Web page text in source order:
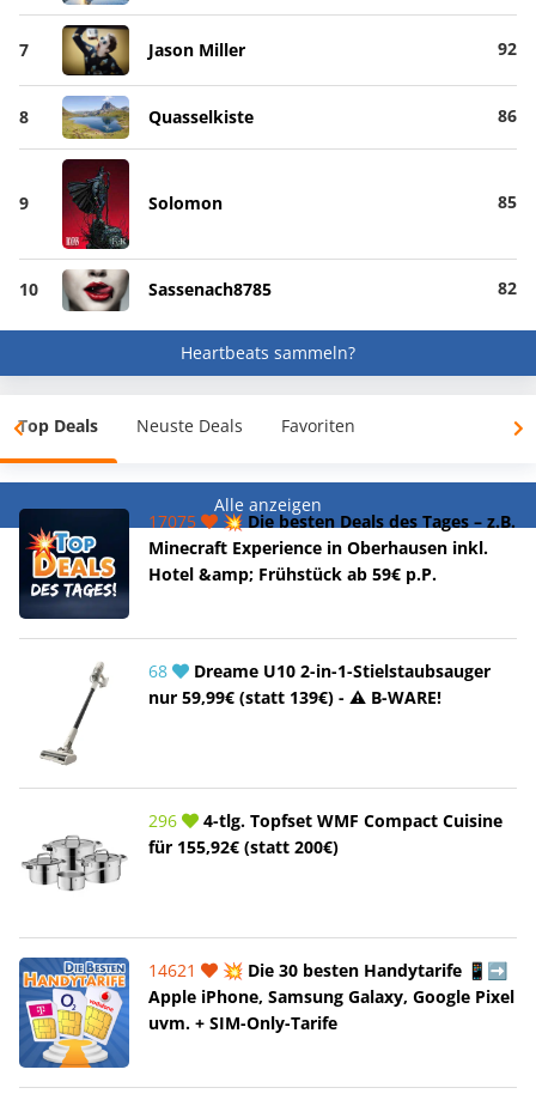
7 Jason Miller 92
8 Quasselkiste 86
9 Solomon 85
10 Sassenach8785 82
Heartbeats sammeln?
Top Deals Neuste Deals Favoriten
Alle anzeigen
17075
💥 Die besten Deals des Tages – z.B.
Minecraft Experience in Oberhausen inkl.
Hotel &amp; Frühstück ab 59€ p.P.
68
Dreame U10 2-in-1-Stielstaubsauger
nur 59,99€ (statt 139€) - ⚠️ B-WARE!
296
4-tlg. Topfset WMF Compact Cuisine
für 155,92€ (statt 200€)
14621
💥 Die 30 besten Handytarife 📱➡️
Apple iPhone, Samsung Galaxy, Google Pixel
uvm. + SIM-Only-Tarife